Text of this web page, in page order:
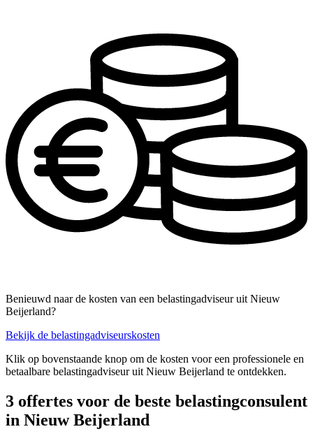
Benieuwd naar de kosten van een belastingadviseur uit Nieuw
Beijerland?
Bekijk de belastingadviseurskosten
Klik op bovenstaande knop om de kosten voor een professionele en
betaalbare belastingadviseur uit Nieuw Beijerland te ontdekken.
3 offertes voor de beste belastingconsulent
in Nieuw Beijerland